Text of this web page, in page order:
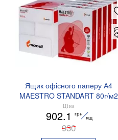
Ящик офісного паперу А4
MAESTRO STANDART 80г/м2
500л клас B 5 пачок
A4.80.Maestro.Standart.plus.box
Ціна
902.1 грн
ящ
930